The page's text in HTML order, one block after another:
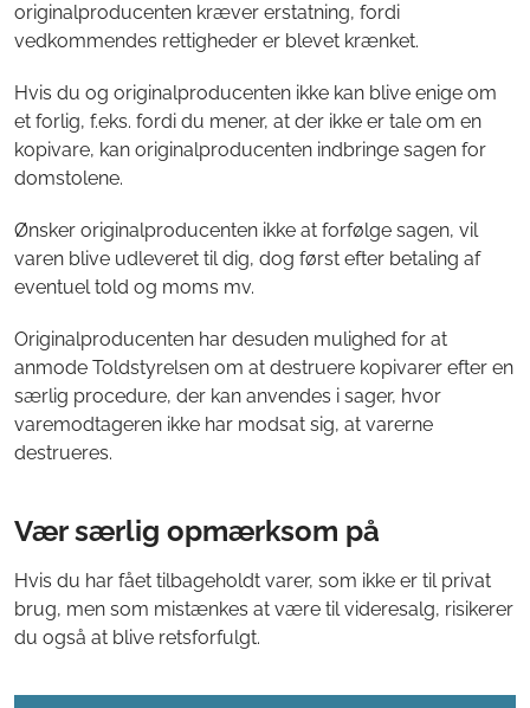
originalproducenten kræver erstatning, fordi
vedkommendes rettigheder er blevet krænket.
Hvis du og originalproducenten ikke kan blive enige om
et forlig, f.eks. fordi du mener, at der ikke er tale om en
kopivare, kan originalproducenten indbringe sagen for
domstolene.
Ønsker originalproducenten ikke at forfølge sagen, vil
varen blive udleveret til dig, dog først efter betaling af
eventuel told og moms mv.
Originalproducenten har desuden mulighed for at
anmode Toldstyrelsen om at destruere kopivarer efter en
særlig procedure, der kan anvendes i sager, hvor
varemodtageren ikke har modsat sig, at varerne
destrueres.
Vær særlig opmærksom på
Hvis du har fået tilbageholdt varer, som ikke er til privat
brug, men som mistænkes at være til videresalg, risikerer
du også at blive retsforfulgt.